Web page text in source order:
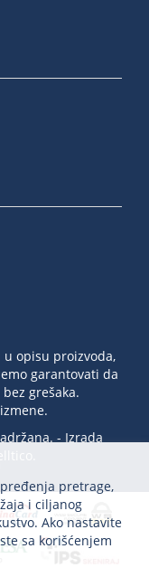
opisu proizvoda,
garantovati da
grešaka.
- Izrada
pretrage,
i ciljanog
Ako nastavite
sa korišćenjem